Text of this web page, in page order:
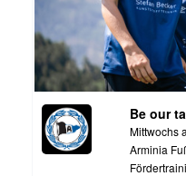
Be our
Mittwochs
Arminia